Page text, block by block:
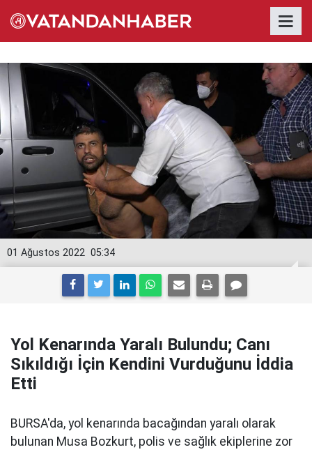
05:34
01 Ağustos 2022
Yol Kenarında Yaralı Bulundu; Canı
Sıkıldığı İçin Kendini Vurduğunu İddia
Etti
BURSA'da, yol kenarında bacağından yaralı olarak
bulunan Musa Bozkurt, polis ve sağlık ekiplerine zor